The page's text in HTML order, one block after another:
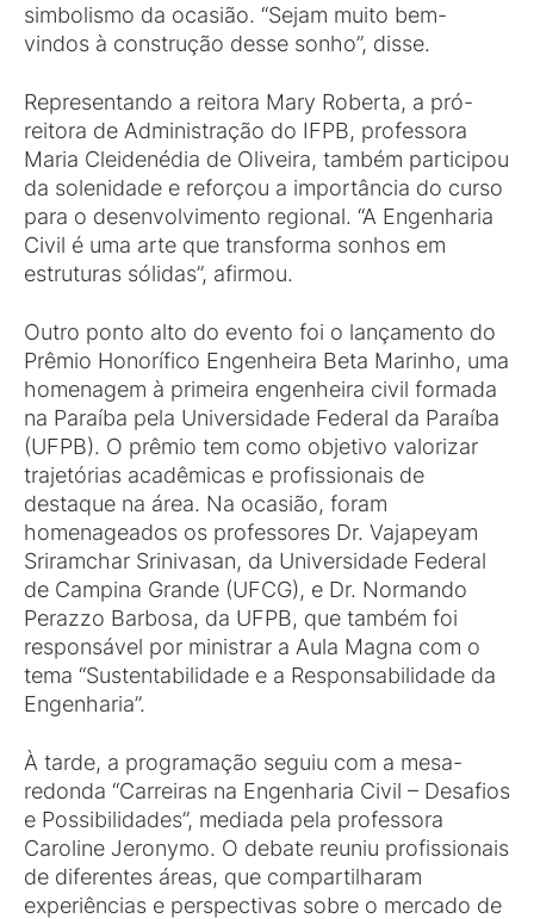
simbolismo da ocasião. “Sejam muito bem-
vindos à construção desse sonho”, disse.
Representando a reitora Mary Roberta, a pró-
reitora de Administração do IFPB, professora
Maria Cleidenédia de Oliveira, também participou
da solenidade e reforçou a importância do curso
para o desenvolvimento regional. “A Engenharia
Civil é uma arte que transforma sonhos em
estruturas sólidas”, afirmou.
Outro ponto alto do evento foi o lançamento do
Prêmio Honorífico Engenheira Beta Marinho, uma
homenagem à primeira engenheira civil formada
na Paraíba pela Universidade Federal da Paraíba
(UFPB). O prêmio tem como objetivo valorizar
trajetórias acadêmicas e profissionais de
destaque na área. Na ocasião, foram
homenageados os professores Dr. Vajapeyam
Sriramchar Srinivasan, da Universidade Federal
de Campina Grande (UFCG), e Dr. Normando
Perazzo Barbosa, da UFPB, que também foi
responsável por ministrar a Aula Magna com o
tema “Sustentabilidade e a Responsabilidade da
Engenharia”.
À tarde, a programação seguiu com a mesa-
redonda “Carreiras na Engenharia Civil – Desafios
e Possibilidades”, mediada pela professora
Caroline Jeronymo. O debate reuniu profissionais
de diferentes áreas, que compartilharam
experiências e perspectivas sobre o mercado de